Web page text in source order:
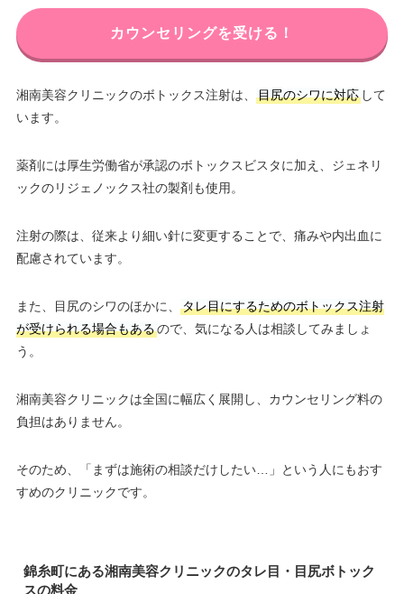
カウンセリングを受ける！
湘南美容クリニックのボトックス注射は、 目尻のシワに対応して
います。
薬剤には厚生労働省が承認のボトックスビスタに加え、ジェネリ
ックのリジェノックス社の製剤も使用。
注射の際は、従来より細い針に変更することで、痛みや内出血に
配慮されています。
また、目尻のシワのほかに、
タレ目にするためのボトックス注射
が受けられる場合もあるので、気になる人は相談してみましょ
う。
湘南美容クリニックは全国に幅広く展開し、カウンセリング料の
負担はありません。
そのため、「まずは施術の相談だけしたい…」という人にもおす
すめのクリニックです。
錦糸町にある湘南美容クリニックのタレ目・目尻ボトック
スの料金